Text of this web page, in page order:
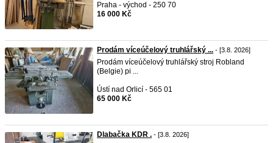
Praha - východ - 250 70
16 000 Kč
Prodám víceúčelový truhlářský ... - [3.8. 2026]
Prodám víceúčelový truhlářský stroj Robland
(Belgie) pi ...
Ústí nad Orlicí - 565 01
65 000 Kč
Dlabačka KDR . - [3.8. 2026]